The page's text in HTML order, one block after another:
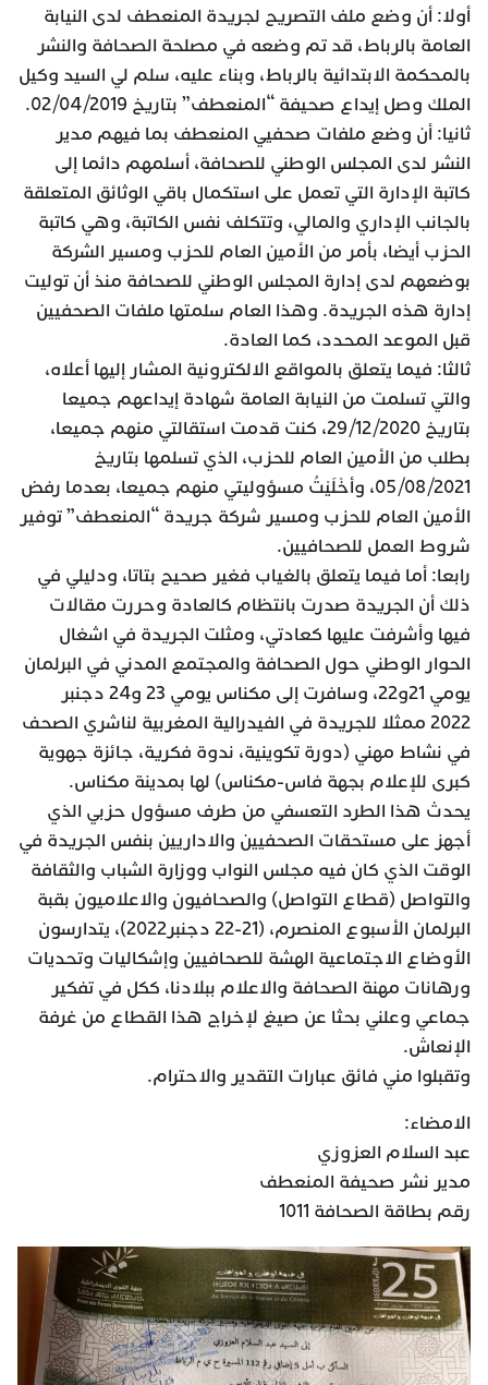
أولا: أن وضع ملف التصريح لجريدة المنعطف لدى النيابة
العامة بالرباط، قد تم وضعه في مصلحة الصحافة والنشر
بالمحكمة الابتدائية بالرباط، وبناء عليه، سلم لي السيد وكيل
الملك وصل إيداع صحيفة “المنعطف” بتاريخ 02/04/2019.
ثانيا: أن وضع ملفات صحفيي المنعطف بما فيهم مدير
النشر لدى المجلس الوطني للصحافة، أسلمهم دائما إلى
كاتبة الإدارة التي تعمل على استكمال باقي الوثائق المتعلقة
بالجانب الإداري والمالي، وتتكلف نفس الكاتبة، وهي كاتبة
الحزب أيضا، بأمر من الأمين العام للحزب ومسير الشركة
بوضعهم لدى إدارة المجلس الوطني للصحافة منذ أن توليت
إدارة هذه الجريدة. وهذا العام سلمتها ملفات الصحفيين
قبل الموعد المحدد، كما العادة.
ثالثا: فيما يتعلق بالمواقع الالكترونية المشار إليها أعلاه،
والتي تسلمت من النيابة العامة شهادة إيداعهم جميعا
بتاريخ 29/12/2020، كنت قدمت استقالتي منهم جميعا،
بطلب من الأمين العام للحزب، الذي تسلمها بتاريخ
05/08/2021، وأخْلَيْتُ مسؤوليتي منهم جميعا، بعدما رفض
الأمين العام للحزب ومسير شركة جريدة “المنعطف” توفير
شروط العمل للصحافيين.
رابعا: أما فيما يتعلق بالغياب فغير صحيح بتاتا، ودليلي في
ذلك أن الجريدة صدرت بانتظام كالعادة وحررت مقالات
فيها وأشرفت عليها كعادتي، ومثلت الجريدة في اشغال
الحوار الوطني حول الصحافة والمجتمع المدني في البرلمان
يومي 21و22، وسافرت إلى مكناس يومي 23 و24 دجنبر
2022 ممثلا للجريدة في الفيدرالية المغربية لناشري الصحف
في نشاط مهني (دورة تكوينية، ندوة فكرية، جائزة جهوية
كبرى للإعلام بجهة فاس-مكناس) لها بمدينة مكناس.
يحدث هذا الطرد التعسفي من طرف مسؤول حزبي الذي
أجهز على مستحقات الصحفيين والاداريين بنفس الجريدة في
الوقت الذي كان فيه مجلس النواب ووزارة الشباب والثقافة
والتواصل (قطاع التواصل) والصحافيون والاعلاميون بقبة
البرلمان الأسبوع المنصرم، (21-22 دجنبر2022)، يتدارسون
الأوضاع الاجتماعية الهشة للصحافيين وإشكاليات وتحديات
ورهانات مهنة الصحافة والاعلام ببلادنا، ككل في تفكير
جماعي وعلني بحثا عن صيغ لإخراج هذا القطاع من غرفة
الإنعاش.
وتقبلوا مني فائق عبارات التقدير والاحترام.
الامضاء:
عبد السلام العزوزي
مدير نشر صحيفة المنعطف
رقم بطاقة الصحافة 1011